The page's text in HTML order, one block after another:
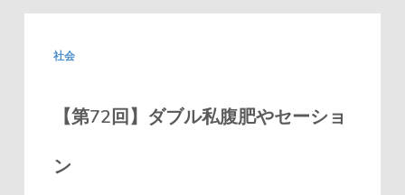
社会
【第72回】ダブル私腹肥やセーショ
ン